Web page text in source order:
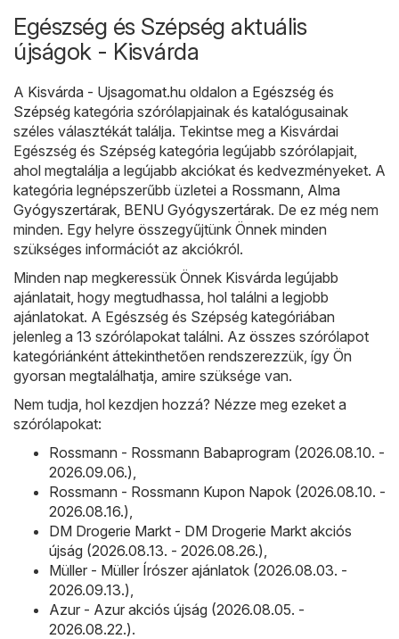
Egészség és Szépség aktuális
újságok - Kisvárda
A Kisvárda - Ujsagomat.hu oldalon a Egészség és
Szépség kategória szórólapjainak és katalógusainak
széles választékát találja. Tekintse meg a Kisvárdai
Egészség és Szépség kategória legújabb szórólapjait,
ahol megtalálja a legújabb akciókat és kedvezményeket. A
kategória legnépszerűbb üzletei a Rossmann Alma
Gyógyszertárak BENU Gyógyszertárak. De ez még nem
minden. Egy helyre összegyűjtünk Önnek minden
szükséges információt az akciókról.
Minden nap megkeressük Önnek Kisvárda legújabb
ajánlatait, hogy megtudhassa, hol találni a legjobb
ajánlatokat. A Egészség és Szépség kategóriában
jelenleg a 13 szórólapokat találni. Az összes szórólapot
kategóriánként áttekinthetően rendszerezzük, így Ön
gyorsan megtalálhatja, amire szüksége van.
Nem tudja, hol kezdjen hozzá? Nézze meg ezeket a
szórólapokat:
Rossmann - Rossmann Babaprogram (2026.08.10. -
2026.09.06.)
Rossmann - Rossmann Kupon Napok (2026.08.10. -
2026.08.16.)
DM Drogerie Markt - DM Drogerie Markt akciós
újság (2026.08.13. - 2026.08.26.)
Müller - Müller Írószer ajánlatok (2026.08.03. -
2026.09.13.)
Azur - Azur akciós újság (2026.08.05. -
2026.08.22.).